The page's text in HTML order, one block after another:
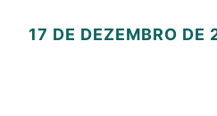
17 DE DEZEMBRO DE